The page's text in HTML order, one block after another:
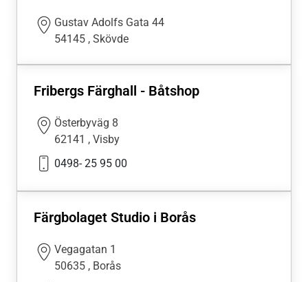
Gustav Adolfs Gata 44
54145 , Skövde
Fribergs Färghall - Båtshop
Österbyväg 8
62141 , Visby
0498- 25 95 00
Färgbolaget Studio i Borås
Vegagatan 1
50635 , Borås